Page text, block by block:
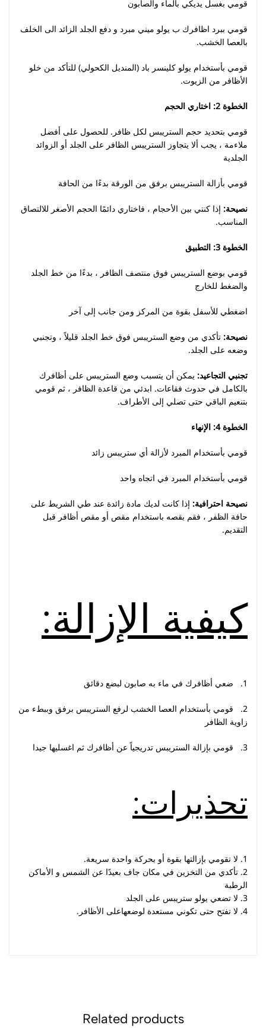
قومي بغسل يديكي بالماء والصابون
قومي ببرد اظافرك ب يولو ميني مبرد و دفع الجلد الزائد الى الخلف
بالعصا الخشب.
قومي بأستخدام يولو كلينسر باد (المنديل الكحولي) للتأكد من خلو
الأظافر من الزيوت.
الخطوة 2: اختاري الحجم
قومي بتحديد حجم الستريبس لكل ظافر. للحصول على أفضل
ملاءمة ، يجب ألا يتجاوز الستريبس الظافر على الجلد أو الزوائد
الجلدية
قومي بأزالة الستريبس برفق من الورقة بدءًا من الحافة
نصيحة: إذا كنتي بين الأحجام ، فاختاري دائمًا الحجم الأصغر للالتصاق
المناسب.
الخطوة 3: التطبيق
قومي بوضع الستريبس فوق منتصف الظافر ، بدءًا من خط الجلد
والضغط للخارج
اضغطي للأسفل بقوة من المركز ومن جانب إلى آخر
نصيحة: تأكدي من وضع الستريبس فوق خط الجلد قليلاً ، وتجنبي
وضعه على الجلد.
تجنبي التجاعيد: يمكن أن يتسبب وضع الستريبس على أظافرك
بالكامل في حدوث فقاعات. ابدئي من قاعدة الظافر ، ثم قومي
بتنعيم الباقي حتى تصلي إلى الأطراف.
الخطوة 4: الإنهاء
قومي بأستخدام المبرد لأزالة أي ستريبس زائد
قومي بأستخدام المبرد في اتجاه واحد
نصيحة احترافية: إذا كانت لديك مادة زائدة عند طي الشريط على
حافة الظفر ، فقم بقصه باستخدام مقص أو مقص أظافر قبل
التقديم.
كيفية الإزالة:
1. ضعي أظافرك في ماء به صابون لبضع دقائق
2. قومي بأستخدام العصا الخشب لرفع الستريبس برفق وببطء من
زاوية الظافر
3. قومي بإزالة الستريبس تدريجياً عن أظافرك ثم اغسليها جيدا
تحذيرات:
1. لا تقومي بإزالتها بقوة أو بحركة واحدة سريعة.
2. تأكدي من التخزين في مكان جاف بعيدًا عن الشمس و الأماكن
الرطبة
3. لا تضعي يولو ستريبس على الجلد
4. لا تفتح حتى تكوني مستعدة لوضعهاعلى الأظافر.
Related products